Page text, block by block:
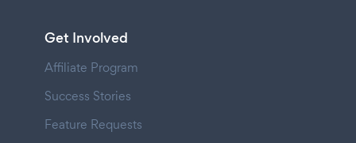
Get Involved
Affiliate Program
Success Stories
Feature Requests